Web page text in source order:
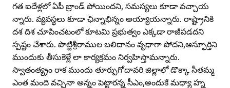
గత ఐదేళ్లలో ఏపీ బ్రాండ్‌ పోయిందని, సమస్యలు కూడా వచ్చాయ
న్నారు. వ్యవస్థలు కూడా ఛిన్నాభిన్నం అయ్యాయన్నారు. రాష్ట్రానికి
దశ దిశ చూపించటంలో కూటమి ప్రభుత్వం ఎక్కడా రాజీపడదని
స్పష్టం చేశారు. పొట్టిశ్రీరాముల బలిదానం వృథాగా పోదని,ఆస్ఫూర్తిని
ముందుకు తీసుకెళ్లే లా కార్యక్రమం నిర్వహిస్తామన్నారు.
స్వాతంత్య్రం రాక ముందు తూర్పుగోదావరి జిల్లాలో డొక్కా సీతమ్మ
ఎంత మంది వచ్చినా అన్నం పెట్టారన్న సీఎం,అందుకే మధ్యా హ్న